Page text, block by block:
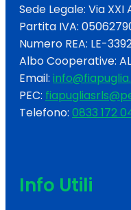
Sede Legale: Via
Partita IVA:
Numero REA: LE-
Albo Cooperative:
Email:
PEC:
Telefono: 0833 172
Info Utili